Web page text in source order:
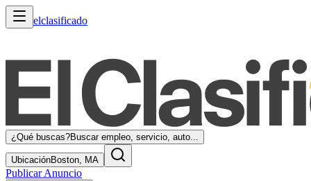
elclasificado
¿Qué buscas?Buscar empleo, servicio, auto...
UbicaciónBoston, MA
Publicar Anuncio